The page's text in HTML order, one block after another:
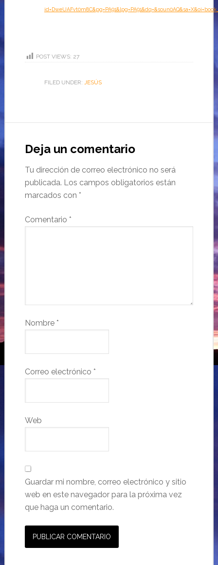
POST VIEWS: 27
FILED UNDER: JESÚS
Deja un comentario
Tu dirección de correo electrónico no será
publicada. Los campos obligatorios están
marcados con *
Comentario *
Nombre *
Correo electrónico *
Web
Guardar mi nombre, correo electrónico y sitio
web en este navegador para la próxima vez
que haga un comentario.